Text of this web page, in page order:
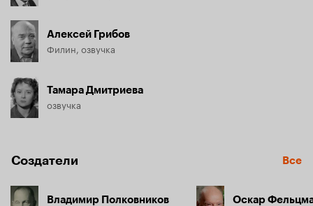
Алексей Грибов
Филин, озвучка
Тамара Дмитриева
озвучка
Создатели Все
Владимир Полковников Оскар